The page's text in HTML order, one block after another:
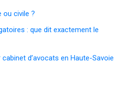
ou civile ?
: que dit exactement le
d’avocats en Haute-Savoie